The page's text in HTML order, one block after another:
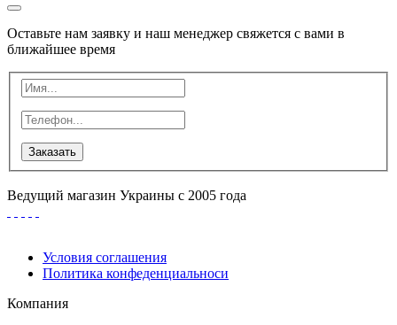
Оставьте нам заявку и наш менеджер свяжется с вами в
ближайшее время
Заказать
Ведущий магазин Украины с 2005 года
Условия соглашения
Политика конфеденциальноси
Компания